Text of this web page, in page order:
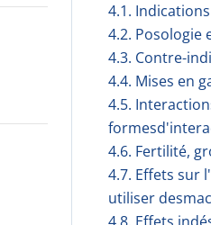
4.1.
4.2.
4.3. Contre-
4.4. Mises en
4.5.
4.6. Fertilité,
4.7. Effets sur
utiliser